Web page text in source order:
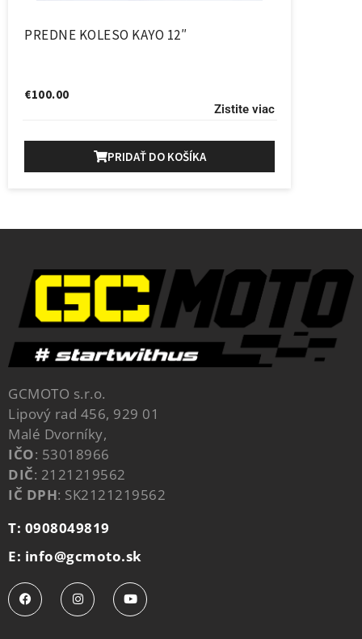
PREDNE KOLESO KAYO 12″
€100.00
Zistite viac
PRIDAŤ DO KOŠÍKA
GCMOTO s.r.o.
Lipový rad 456, 929 01
Malé Dvorníky,
IČO: 53018966
DIČ: 2121219562
IČ DPH: SK2121219562
T: 0908049819
E: info@gcmoto.sk